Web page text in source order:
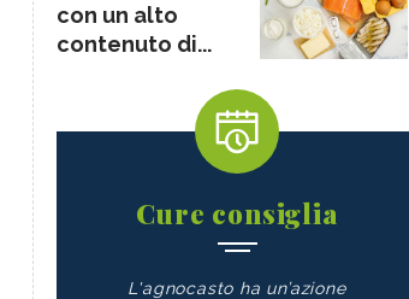
con un alto
contenuto di...
Cure consiglia
L'agnocasto ha un’azione